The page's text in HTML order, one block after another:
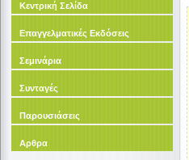
Κεντρική Σελίδα
Επαγγελματικές Εκδόσεις
Σεμινάρια
Συνταγές
Παρουσιάσεις
Αρθρα